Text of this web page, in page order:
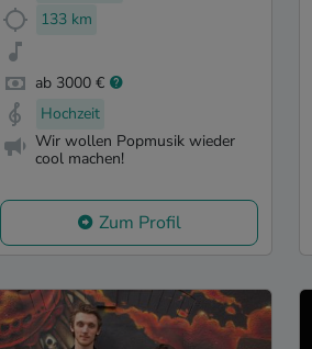
133 km
ab 3000 €
Hochzeit
Wir wollen Popmusik wieder
cool machen!
Zum Profil